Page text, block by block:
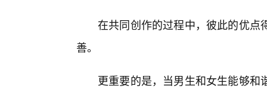
在共同创作的过程中，彼此的优点
善。
更重要的是，当男生和女生能够